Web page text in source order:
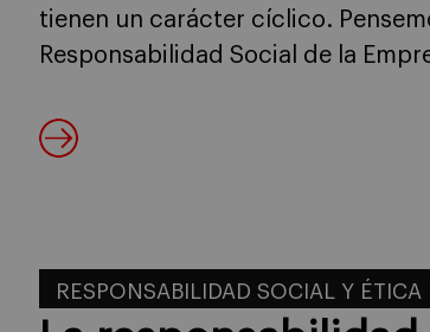
tienen un carácter cíclico.
Responsabilidad Social de la
RESPONSABILIDAD SOCIAL Y ÉTICA